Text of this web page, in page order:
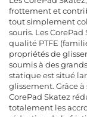
frottement et
tout simplement
souris. Les
qualité PTFE
propriétés de
soumis à des
statique est situé
glissement. Grâce
CorePad Skatez
totalement les